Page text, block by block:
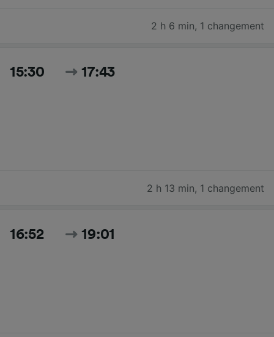
2 h 6 min, 1 changement
15:30 17:43
2 h 13 min, 1 changement
16:52 19:01